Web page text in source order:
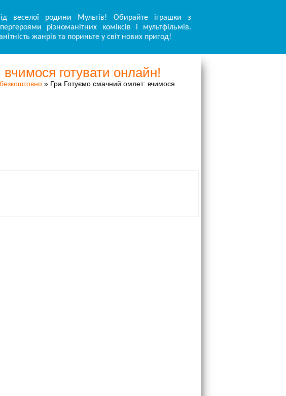
веселої родини Мультів! Обирайте іграшки з
різноманітних коміксів і мультфільмів.
жанрів та пориньте у світ нових пригод!
готувати онлайн!
» Гра Готуємо смачний омлет: вчимося